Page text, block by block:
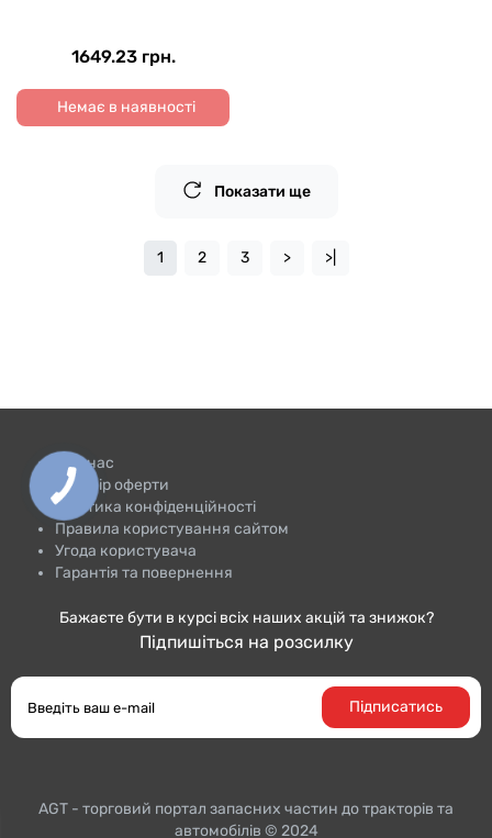
1649.23 грн.
Немає в наявності
Показати ще
1 2 3 > >|
Про нас
Договір оферти
Політика конфіденційності
Правила користування сайтом
Угода користувача
Гарантія та повернення
Бажаєте бути в курсі всіх наших акцій та знижок?
Підпишіться на розсилку
Підписатись
AGT - торговий портал запасних частин до тракторiв та
автомобілів © 2024